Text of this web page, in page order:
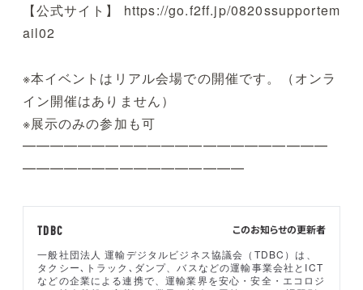
【公式サイト】 https://go.f2ff.jp/0820ssupportem
ail02
※本イベントはリアル会場での開催です。（オンラ
イン開催はありません）
※展示のみの参加も可
━━━━━━━━━━━━━━━━━━━━━━
━━━━━━━━━━━━━━━━
このお知らせの更新者
TDBC
一般社団法人 運輸デジタルビジネス協議会（TDBC）は、
タクシー､トラック､ダンプ、バスなどの運輸事業会社とICT
などの企業による連携で、運輸業界を安心・安全・エコロジ